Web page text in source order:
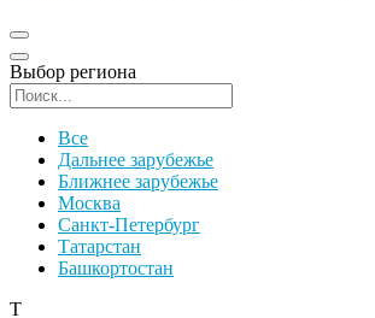
Выбор региона
Все
Дальнее зарубежье
Ближнее зарубежье
Москва
Санкт-Петербург
Татарстан
Башкортостан
Т